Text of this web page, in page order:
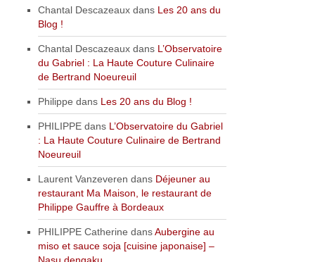
Chantal Descazeaux dans Les 20 ans du
Blog !
Chantal Descazeaux dans L’Observatoire
du Gabriel : La Haute Couture Culinaire
de Bertrand Noeureuil
Philippe dans Les 20 ans du Blog !
PHILIPPE dans L’Observatoire du Gabriel
: La Haute Couture Culinaire de Bertrand
Noeureuil
Laurent Vanzeveren dans Déjeuner au
restaurant Ma Maison, le restaurant de
Philippe Gauffre à Bordeaux
PHILIPPE Catherine dansAubergine au
miso et sauce soja [cuisine japonaise] –